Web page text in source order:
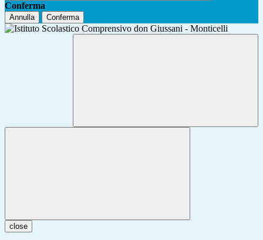
Conferma
Annulla Conferma
close